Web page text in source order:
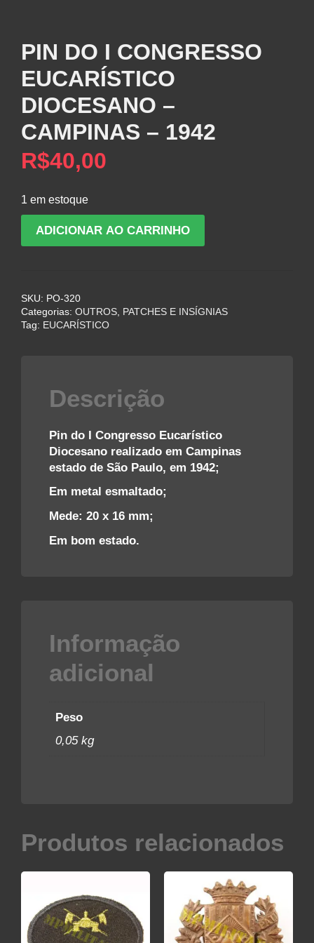
PIN DO I CONGRESSO
EUCARÍSTICO
DIOCESANO –
CAMPINAS – 1942
R$40,00
1 em estoque
DO
DIOCESANO
–
CAMPINAS
ADICIONAR AO CARRINHO
SKU: PO-320
Categorias: OUTROS PATCHES E INSÍGNIAS
Tag: EUCARÍSTICO
Descrição
Pin do I Congresso Eucarístico
Diocesano realizado em Campinas
estado de São Paulo, em 1942;
Em metal esmaltado;
Mede: 20 x 16 mm;
Em bom estado.
Informação
adicional
Peso
0,05 kg
Produtos relacionados